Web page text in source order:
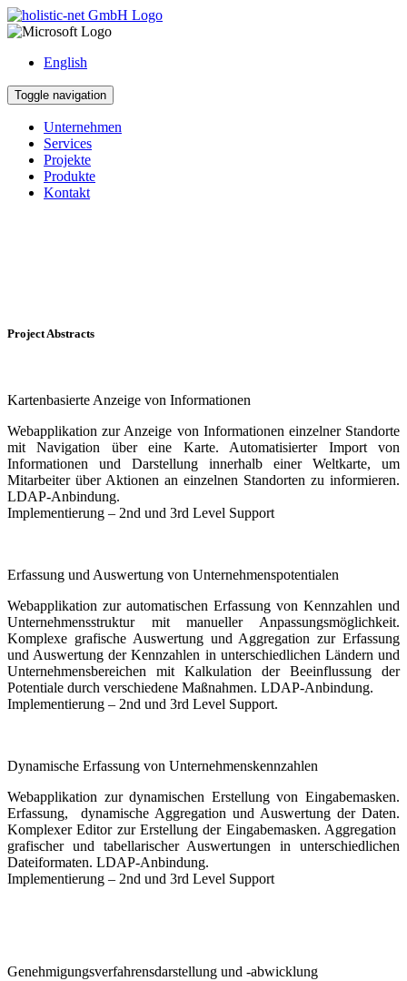
English
Toggle navigation
Unternehmen
Services
Projekte
Produkte
Kontakt
Project Abstracts
Kartenbasierte Anzeige von Informationen
Webapplikation zur Anzeige von Informationen einzelner Standorte
mit Navigation über eine Karte. Automatisierter Import von
Informationen und Darstellung innerhalb einer Weltkarte, um
Mitarbeiter über Aktionen an einzelnen Standorten zu informieren.
LDAP-Anbindung.
Implementierung – 2nd und 3rd Level Support
Erfassung und Auswertung von Unternehmenspotentialen
Webapplikation zur automatischen Erfassung von Kennzahlen und
Unternehmensstruktur mit manueller Anpassungsmöglichkeit.
Komplexe grafische Auswertung und Aggregation zur Erfassung
und Auswertung der Kennzahlen in unterschiedlichen Ländern und
Unternehmensbereichen mit Kalkulation der Beeinflussung der
Potentiale durch verschiedene Maßnahmen. LDAP-Anbindung.
Implementierung – 2nd und 3rd Level Support.
Dynamische Erfassung von Unternehmenskennzahlen
Webapplikation zur dynamischen Erstellung von Eingabemasken.
Erfassung, dynamische Aggregation und Auswertung der Daten.
Komplexer Editor zur Erstellung der Eingabemasken. Aggregation
grafischer und tabellarischer Auswertungen in unterschiedlichen
Dateiformaten. LDAP-Anbindung.
Implementierung – 2nd und 3rd Level Support
Genehmigungsverfahrensdarstellung und -abwicklung